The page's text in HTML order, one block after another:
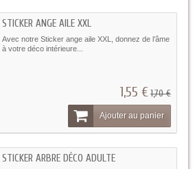
STICKER ANGE AILE XXL
Avec notre Sticker ange aile XXL, donnez de l’âme
à votre déco intérieure...
1,55 €1,70 €
Ajouter au panier
STICKER ARBRE DÉCO ADULTE